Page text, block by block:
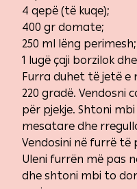
4 qepë (të kuqe);
400 gr domate;
250 ml lëng perimesh;
1 lugë çaji borzilok
Furra duhet të jetë e
220 gradë. Vendosni
për pjekje. Shtoni
mesatare dhe
Vendosini në furrë të
Uleni furrën më pas
dhe shtoni mbi to